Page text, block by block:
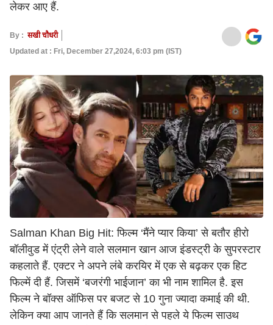
लेकर आए हैं.
By : सखी चौधरी
Updated at : Fri, December 27,2024, 6:03 pm (IST)
Salman Khan Big Hit: फिल्म ‘मैंने प्यार किया’ से बतौर हीरो
बॉलीवुड में एंट्री लेने वाले सलमान खान आज इंडस्ट्री के सुपरस्टार
कहलाते हैं. एक्टर ने अपने लंबे करयिर में एक से बढ़कर एक हिट
फिल्में दी हैं. जिसमें ‘बजरंगी भाईजान’ का भी नाम शामिल है. इस
फिल्म ने बॉक्स ऑफिस पर बजट से 10 गुना ज्यादा कमाई की थी.
लेकिन क्या आप जानते हैं कि सलमान से पहले ये फिल्म साउथ